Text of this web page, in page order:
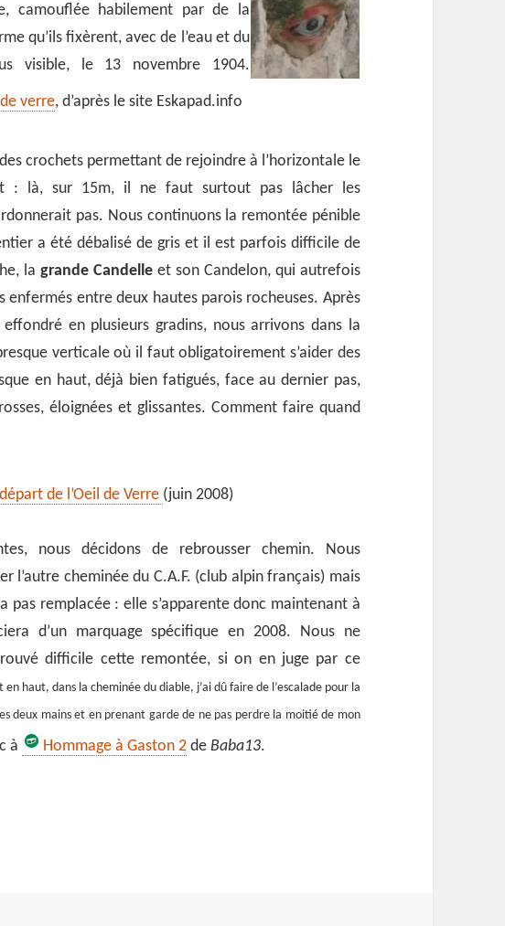
camouflée habilement par de la
qu’ils fixèrent, avec de l’eau et du
visible, le 13 novembre 1904.
verre, d’après le site Eskapad.info
crochets permettant de rejoindre à l’horizontale le
: là, sur 15m, il ne faut surtout pas lâcher les
pas. Nous continuons la remontée pénible
a été débalisé de gris et il est parfois difficile de
la grande Candelleet son Candelon, qui autrefois
enfermés entre deux hautes parois rocheuses. Après
en plusieurs gradins, nous arrivons dans la
verticale où il faut obligatoirement s’aider des
en haut, déjà bien fatigués, face au dernier pas,
éloignées et glissantes. Comment faire quand
de l’Oeil de Verre (juin 2008)
nous décidons de rebrousser chemin. Nous
l’autre cheminée du C.A.F. (club alpin français) mais
pas remplacée : elle s’apparente donc maintenant à
d’un marquage spécifique en 2008. Nous ne
difficile cette remontée, si on en juge par ce
en haut, dans la cheminée du diable, j’ai dû faire de l’escalade pour la
deux mains et en prenant garde de ne pas perdre la moitié de mon
à Hommage à Gaston 2 deBaba13.
de l’Oeil de Verre et celle de Sugiton vue d’en haut